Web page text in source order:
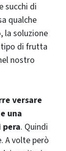
succhi di
qualche
la soluzione
di frutta
nostro
versare
una
. Quindi
A volte però